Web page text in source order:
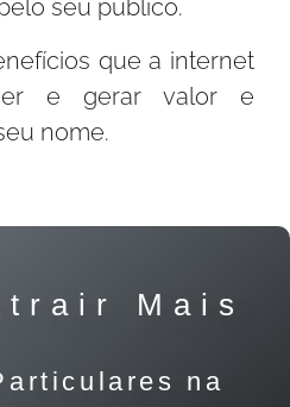
seu público.
que a internet
e gerar valor e
nome.
Mais
na